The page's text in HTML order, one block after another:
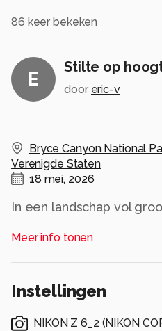
86 keer bekeken
E
Stilte op
door eric-v
Bryce Canyon National
Verenigde Staten
18 mei, 2026
In een landschap vol
Meer info tonen
Instellingen
NIKON Z 6_2 (NIKON